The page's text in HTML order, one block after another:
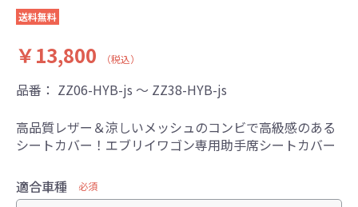
送料無料
￥13,800 （税込）
品番： ZZ06-HYB-js ～ ZZ38-HYB-js
高品質レザー＆涼しいメッシュのコンビで高級感のある
シートカバー！エブリイワゴン専用助手席シートカバー
適合車種 必須